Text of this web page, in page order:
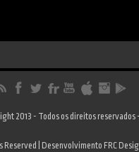
2013 - Todos os direitos reservados -
Reserved | Desenvolvimento FRC